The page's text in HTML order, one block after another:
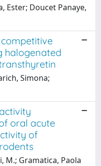
Ester; Doucet Panaye,
halogenated
Simona;
oral acute
of
M.; Gramatica, Paola